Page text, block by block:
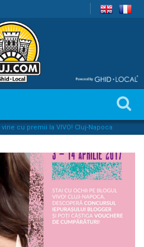
cu premii la VIVO! Cluj-Napoca